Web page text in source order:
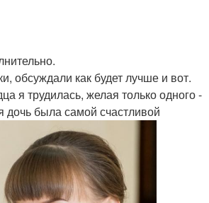
обсуждали как будет лучше и вот.
я трудилась, желая только одного -
дочь была самой счастливой